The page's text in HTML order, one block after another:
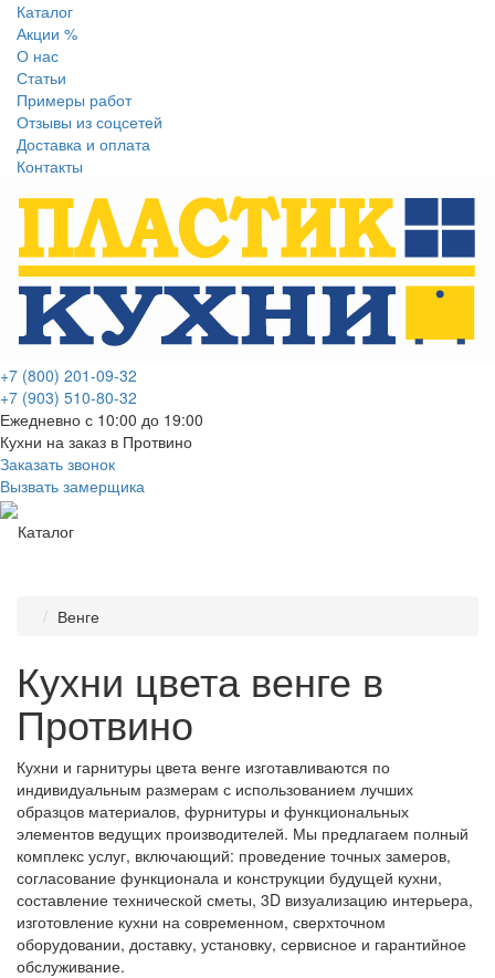
Каталог
Акции %
О нас
Статьи
Примеры работ
Отзывы из соцсетей
Доставка и оплата
Контакты
+7 (800) 201-09-32
+7 (903) 510-80-32
Ежедневно с 10:00 до 19:00
Кухни на заказ в Протвино
Заказать звонок
Вызвать замерщика
Каталог
Венге
Кухни цвета венге в
Протвино
Кухни и гарнитуры цвета венге изготавливаются по
индивидуальным размерам с использованием лучших
образцов материалов, фурнитуры и функциональных
элементов ведущих производителей. Мы предлагаем полный
комплекс услуг, включающий: проведение точных замеров,
согласование функционала и конструкции будущей кухни,
составление технической сметы, 3D визуализацию интерьера,
изготовление кухни на современном, сверхточном
оборудовании, доставку, установку, сервисное и гарантийное
обслуживание.